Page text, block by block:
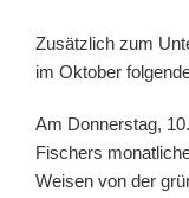
grösseres
Bild
Zusätzlich zum
im Oktober
Am Donnerstag,
Fischers
Weisen von der